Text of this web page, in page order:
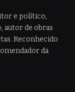
e político,
autor de obras
Reconhecido
da